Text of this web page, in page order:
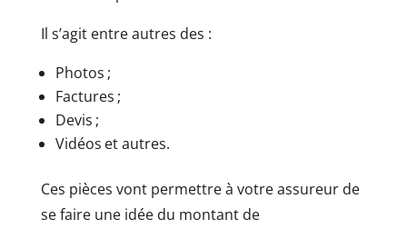
Il s’agit entre autres des :
Photos ;
Factures ;
Devis ;
Vidéos et autres.
Ces pièces vont permettre à votre assureur de
se faire une idée du montant de